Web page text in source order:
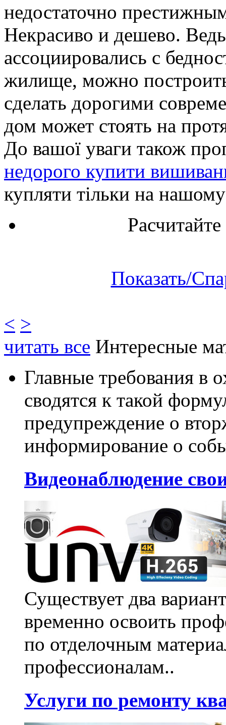
недостаточно
Некрасиво и дешево.
ассоциировались с
жилище, можно
сделать дорогими
дом может стоять на
До вашої уваги також
недорого купити
купляти тільки на нашому
Показать/
< >
читать все Интересные
Главные требования в
сводятся к такой
предупреждение о
информирование о
Видеонаблюдение
Существует два
временно освоить
по отделочным
профессионалам..
Услуги по ремонту